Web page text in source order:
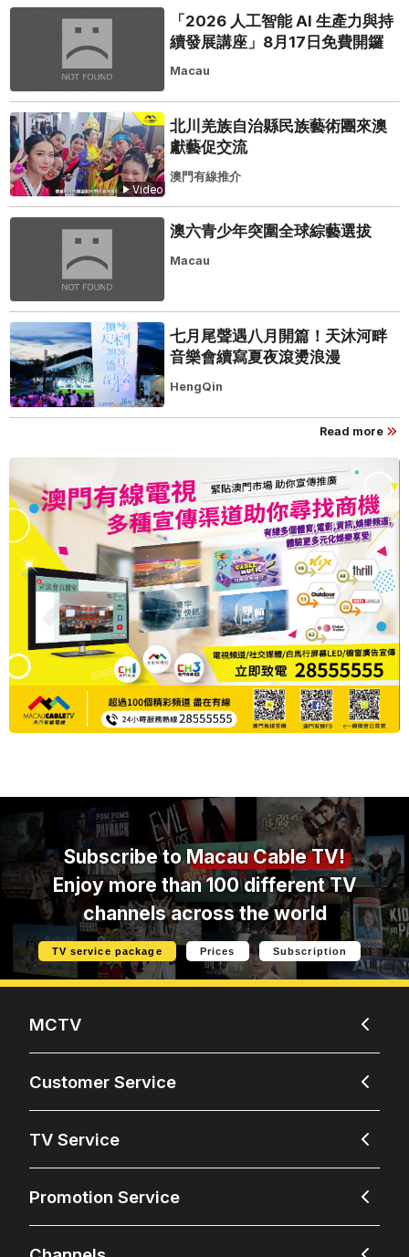
「2026 人工智能 AI 生產力與持
續發展講座」8月17日免費開鑼
Macau
Video
北川羌族自治縣民族藝術團來澳
獻藝促交流
澳門有線推介
澳六青少年突圍全球綜藝選拔
Macau
七月尾聲遇八月開篇！天沐河畔
音樂會續寫夏夜滾燙浪漫
HengQin
Read more
Subscribe toMacau Cable TV!
Enjoy more than 100 different TV
channels across the world
TV service package Prices Subscription
MCTV
Customer Service
TV Service
Promotion Service